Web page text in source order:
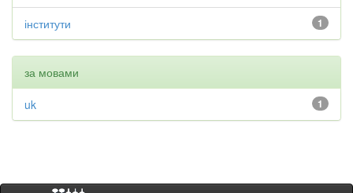
1
інститути
за мовами
1
uk